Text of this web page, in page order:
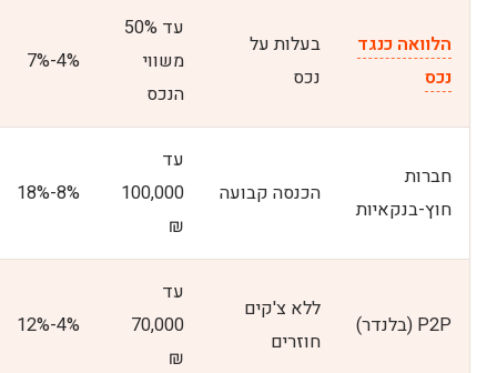
הלוואה כנגד
נכס
בעלות על
נכס
עד 50%
משווי
הנכס
4%-7%
חברות
חוץ-בנקאיות
הכנסה קבועה
עד
100,000
₪
8%-18%
P2P (בלנדר)
ללא צ'קים
חוזרים
עד
70,000
₪
4%-12%